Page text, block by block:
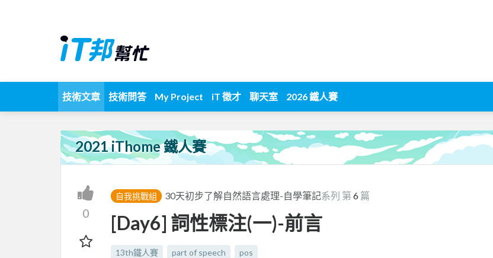
技術文章 技術問答 My Project iT 徵才 聊天室 2026 鐵人賽
2021 iThome 鐵人賽
0
自我挑戰組 30天初步了解自然語言處理-自學筆記系列 第6 篇
[Day6] 詞性標注(一)-前言
13th鐵人賽 part of speech pos